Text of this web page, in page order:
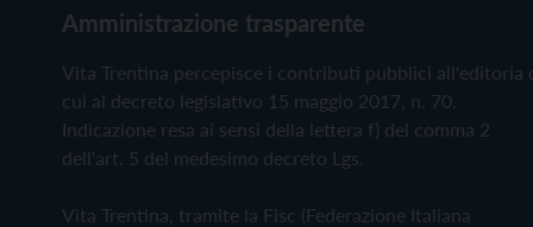
Amministrazione trasparente
Vita Trentina percepisce i contributi pubblici all'editoria
cui al decreto legislativo 15 maggio 2017, n. 70.
Indicazione resa ai sensi della lettera f) del comma 2
dell'art. 5 del medesimo decreto Lgs.
Vita Trentina, tramite la Fisc (Federazione Italiana